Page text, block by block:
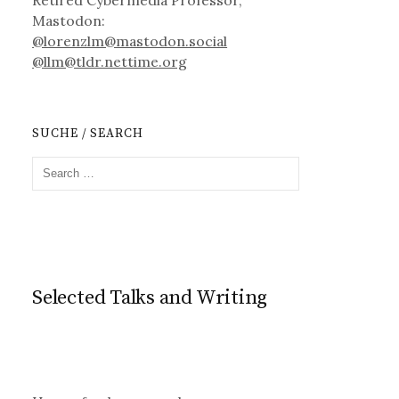
Mastodon:
@lorenzlm@mastodon.social
@llm@tldr.nettime.org
SUCHE / SEARCH
e
f
o
Selected Talks and Writing